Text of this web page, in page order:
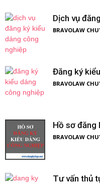
Dịch vụ
BRAVOLAW
Đăng ký
BRAVOLAW
Hồ sơ đăng
BRAVOLAW
Tư vấn thủ